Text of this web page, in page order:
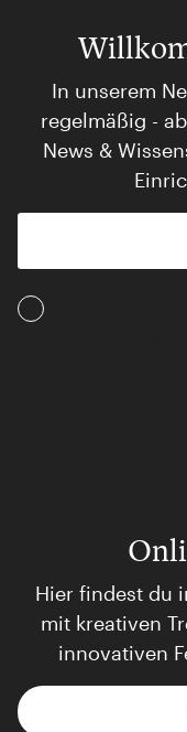
In unserem
regelmäßig -
News &
Hier findest du
mit kreativen
innovativen